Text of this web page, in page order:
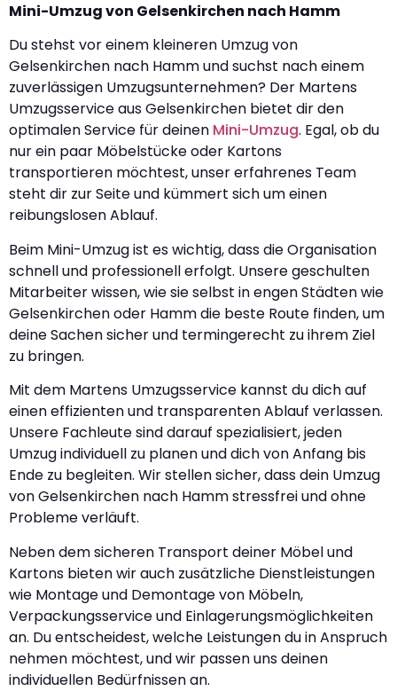
Mini-Umzug von Gelsenkirchen nach Hamm
Du stehst vor einem kleineren Umzug von
Gelsenkirchen nach Hamm und suchst nach einem
zuverlässigen Umzugsunternehmen? Der Martens
Umzugsservice aus Gelsenkirchen bietet dir den
optimalen Service für deinen Mini-Umzug. Egal, ob du
nur ein paar Möbelstücke oder Kartons
transportieren möchtest, unser erfahrenes Team
steht dir zur Seite und kümmert sich um einen
reibungslosen Ablauf.
Beim Mini-Umzug ist es wichtig, dass die Organisation
schnell und professionell erfolgt. Unsere geschulten
Mitarbeiter wissen, wie sie selbst in engen Städten wie
Gelsenkirchen oder Hamm die beste Route finden, um
deine Sachen sicher und termingerecht zu ihrem Ziel
zu bringen.
Mit dem Martens Umzugsservice kannst du dich auf
einen effizienten und transparenten Ablauf verlassen.
Unsere Fachleute sind darauf spezialisiert, jeden
Umzug individuell zu planen und dich von Anfang bis
Ende zu begleiten. Wir stellen sicher, dass dein Umzug
von Gelsenkirchen nach Hamm stressfrei und ohne
Probleme verläuft.
Neben dem sicheren Transport deiner Möbel und
Kartons bieten wir auch zusätzliche Dienstleistungen
wie Montage und Demontage von Möbeln,
Verpackungsservice und Einlagerungsmöglichkeiten
an. Du entscheidest, welche Leistungen du in Anspruch
nehmen möchtest, und wir passen uns deinen
individuellen Bedürfnissen an.